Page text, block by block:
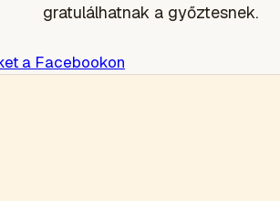
gratulálhatnak a győztesnek.
a Facebookon